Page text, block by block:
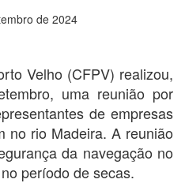
de 2024
Velho (CFPV) realizou,
uma reunião por
de empresas
no rio Madeira. A reunião
da navegação no
período de secas.